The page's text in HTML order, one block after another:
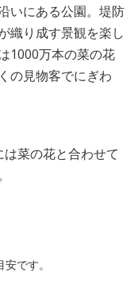
いにある公園。堤防
織り成す景観を楽し
1000万本の菜の花
の見物客でにぎわ
菜の花と合わせて
です。